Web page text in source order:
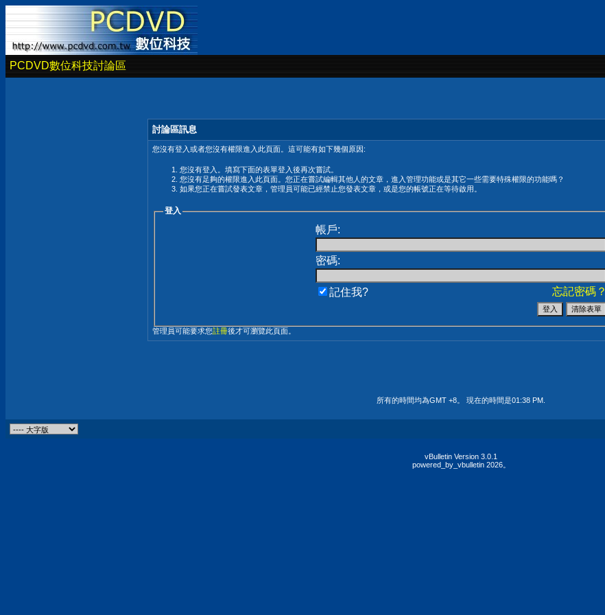
PCDVD數位科技討論區
討論區訊息
您沒有登入或者您沒有權限進入此頁面。這可能有如下幾個原因:
您沒有登入。填寫下面的表單登入後再次嘗試。
您沒有足夠的權限進入此頁面。您正在嘗試編輯其他人的文章，進入管理功能或是其它一些需要特殊權限的功能嗎？
如果您正在嘗試發表文章，管理員可能已經禁止您發表文章，或是您的帳號正在等待啟用。
登入
帳戶:
密碼:
忘記密碼？
記住我?
管理員可能要求您註冊後才可瀏覽此頁面。
所有的時間均為GMT +8。 現在的時間是01:38 PM
vBulletin Version 3.0.1
powered_by_vbulletin 2026。